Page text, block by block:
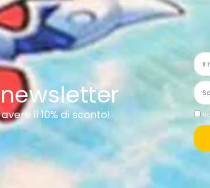
il 10% di sconto!